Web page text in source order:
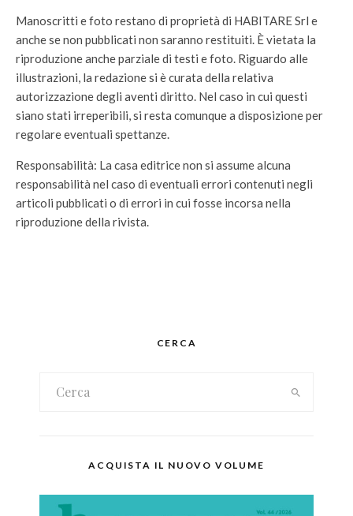
Manoscritti e foto restano di proprietà di HABITARE Srl e
anche se non pubblicati non saranno restituiti. È vietata la
riproduzione anche parziale di testi e foto. Riguardo alle
illustrazioni, la redazione si è curata della relativa
autorizzazione degli aventi diritto. Nel caso in cui questi
siano stati irreperibili, si resta comunque a disposizione per
regolare eventuali spettanze.
Responsabilità: La casa editrice non si assume alcuna
responsabilità nel caso di eventuali errori contenuti negli
articoli pubblicati o di errori in cui fosse incorsa nella
riproduzione della rivista.
CERCA
ACQUISTA IL NUOVO VOLUME